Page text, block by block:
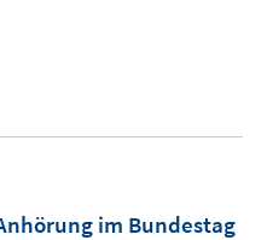
im Bundestag